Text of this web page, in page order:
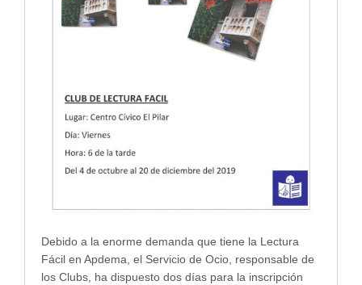
Debido a la enorme demanda que tiene la Lectura
Fácil en Apdema, el Servicio de Ocio, responsable de
los Clubs, ha dispuesto dos días para la inscripción